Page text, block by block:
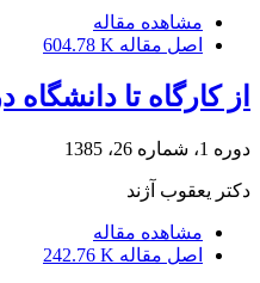
مشاهده مقاله
اصل مقاله 604.78 K
از کارگاه تا
دوره 1، شماره 26، 1385
دکتر یعقوب آژند
مشاهده مقاله
اصل مقاله 242.76 K